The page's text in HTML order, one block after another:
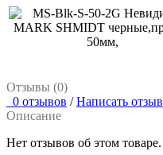
Отзывы (0)
0 отзывов / Написать отзыв
Описание
Нет отзывов об этом товаре.